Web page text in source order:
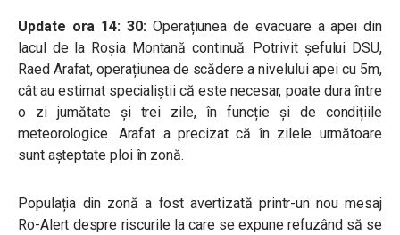
Update ora 14: 30: Operațiunea de evacuare a apei din
lacul de la Roșia Montană continuă. Potrivit șefului DSU,
Raed Arafat, operațiunea de scădere a nivelului apei cu 5m,
cât au estimat specialiștii că este necesar, poate dura între
o zi jumătate și trei zile, în funcție și de condițiile
meteorologice. Arafat a precizat că în zilele următoare
sunt așteptate ploi în zonă.
Populația din zonă a fost avertizată printr-un nou mesaj
Ro-Alert despre riscurile la care se expune refuzând să se